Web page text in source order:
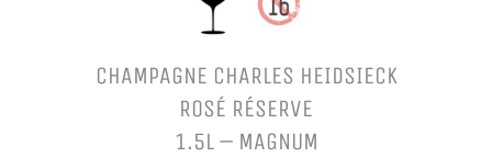
CHAMPAGNE CHARLES HEIDSIECK
ROSÉ RÉSERVE
1.5L – MAGNUM